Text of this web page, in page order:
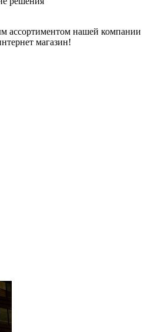
ассортиментом нашей компании
магазин!